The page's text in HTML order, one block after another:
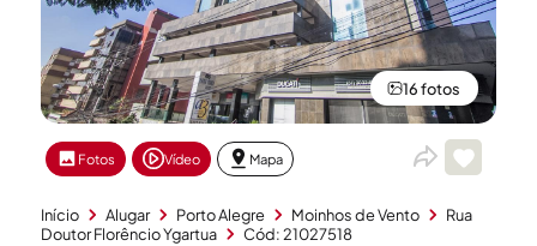
16 fotos
Fotos Vídeo Mapa
Início Alugar Porto Alegre Moinhos de Vento
Rua
Doutor Florêncio Ygartua
Cód: 21027518